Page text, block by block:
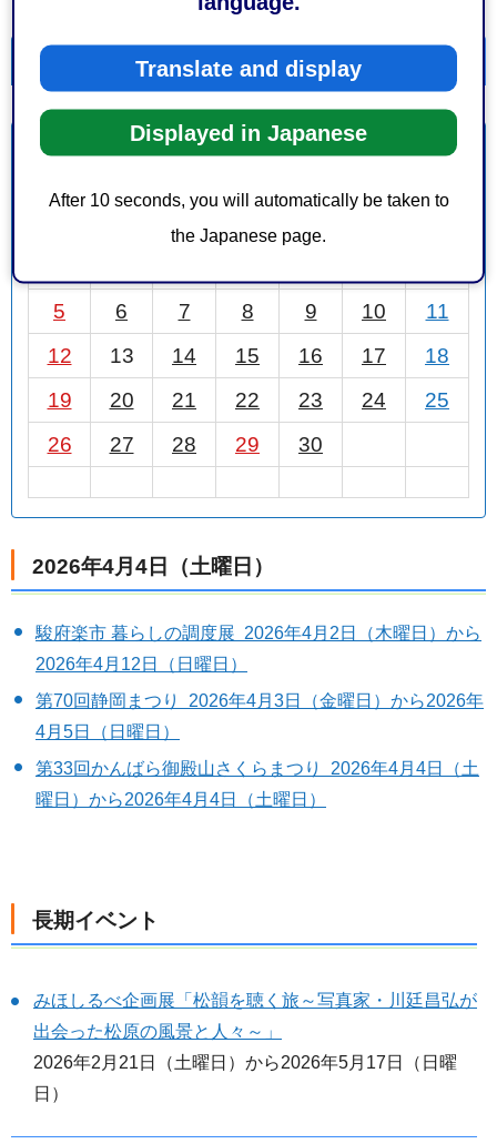
Translate and display
Displayed in Japanese
After 10 seconds, you will automatically be taken to
the Japanese page.
一覧を表示 カレンダーを表示
前月 2026年4月 次月
火 水 木
5
6 7 8 9 10
11
12
13 14 15 16 17
18
19
20 21 22 23 24
25
26
27 28 29 30
2026年4月4日（土曜日）
駿府楽市 暮らしの調度展 2026年4月2日（木曜日）から
2026年4月12日（日曜日）
第70回静岡まつり 2026年4月3日（金曜日）から2026年
4月5日（日曜日）
第33回かんばら御殿山さくらまつり 2026年4月4日（土
曜日）から2026年4月4日（土曜日）
長期イベント
みほしるべ企画展「松韻を聴く旅～写真家・川廷昌弘が
出会った松原の風景と人々～」
2026年2月21日（土曜日）から2026年5月17日（日曜
日）